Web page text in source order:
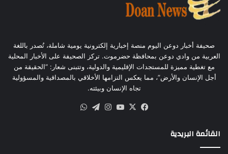
صحيفة أخبار دوعن اليوم منصة إخبارية إلكترونية يومية شاملة، تُصدر باللغة
العربية من وادي دوعن بمحافظة حضرموت. تركز الصحيفة على الأخبار المحلية
مع تغطية مميزة للمستجدات الإقليمية والدولية، وتتبنى شعار: “الحقيقة من
أجل الإنسان والأرض”، مما يعكس التزامها الأخلاقي بالمصداقية والمسؤولية
تجاه الإنسان وبيئته.
القائمة البريدية